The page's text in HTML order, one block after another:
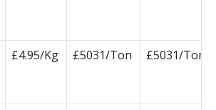
£4.95/Kg £5031/Ton £5031/Ton